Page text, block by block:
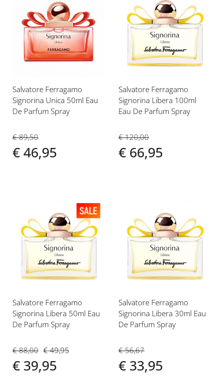
Voeg
toe
aan
verlanglijst
Salvatore Ferragamo
Signorina Unica 50ml Eau
De Parfum Spray
€ 89,50
€ 46,95
Voeg
toe
aan
verlanglijst
Salvatore Ferragamo
Signorina Libera 100ml
Eau De Parfum Spray
€ 120,00
€ 66,95
Voeg
toe
aan
verlanglijst
Salvatore Ferragamo
Signorina Libera 50ml Eau
De Parfum Spray
€ 88,00
€ 39,95
€ 49,95
Voeg
toe
aan
verlanglijst
Salvatore Ferragamo
Signorina Libera 30ml Eau
De Parfum Spray
€ 56,67
€ 33,95